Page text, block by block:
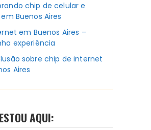
chip de celular e
Buenos Aires
em Buenos Aires –
experiência
sobre chip de internet
Aires
AQUI: